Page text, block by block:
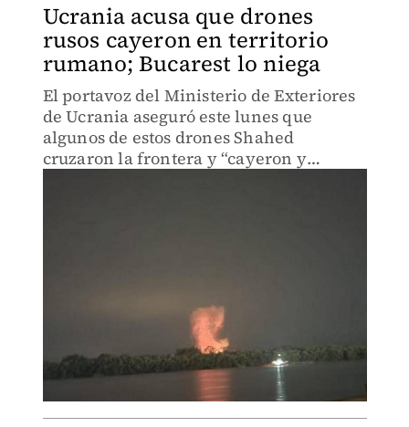
Ucrania acusa que drones
rusos cayeron en territorio
rumano; Bucarest lo niega
El portavoz del Ministerio de Exteriores
de Ucrania aseguró este lunes que
algunos de estos drones Shahed
cruzaron la frontera y “cayeron y